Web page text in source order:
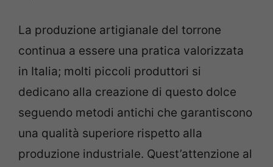
La produzione artigianale del torrone
continua a essere una pratica valorizzata
in Italia; molti piccoli produttori si
dedicano alla creazione di questo dolce
seguendo metodi antichi che garantiscono
una qualità superiore rispetto alla
produzione industriale. Quest’attenzione al